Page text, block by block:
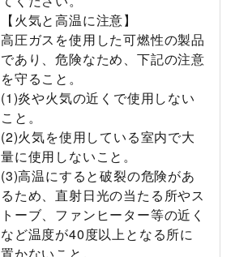
【火気と高温に注意】
高圧ガスを使用した可燃性の製品
であり、危険なため、下記の注意
を守ること。
(1)炎や火気の近くで使用しない
こと。
(2)火気を使用している室内で大
量に使用しないこと。
(3)高温にすると破裂の危険があ
るため、直射日光の当たる所やス
トーブ、ファンヒーター等の近く
など温度が40度以上となる所に